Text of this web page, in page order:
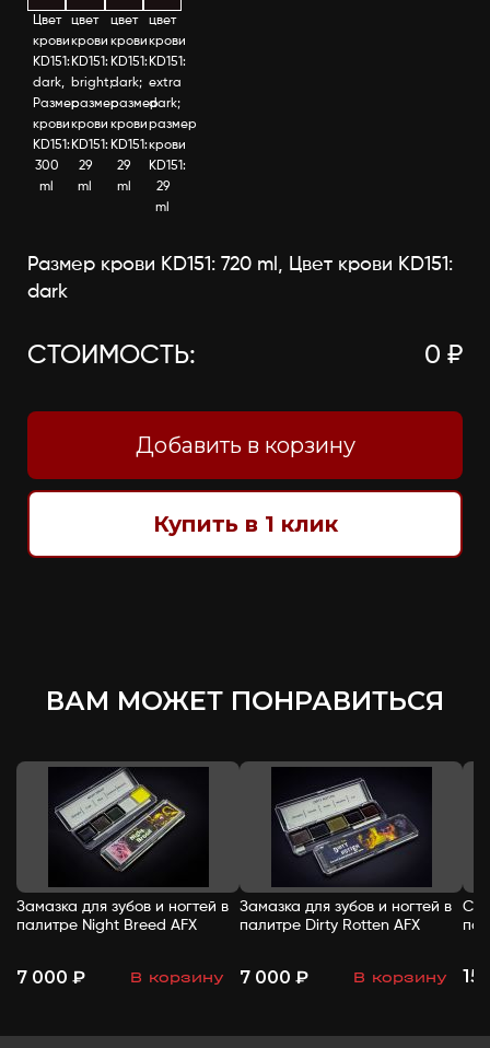
Цвет
крови
KD151:
dark,
Размер
крови
KD151:
300
ml
цвет
крови
KD151:
bright;
размер
крови
KD151:
29
ml
цвет
крови
KD151:
dark;
размер
крови
KD151:
29
ml
цвет
крови
KD151:
extra
dark;
размер
крови
KD151:
29
ml
Размер крови KD151: 720 ml, Цвет крови KD151:
dark
СТОИМОСТЬ: 0 ₽
Добавить в корзину
Купить в 1 клик
ВАМ МОЖЕТ ПОНРАВИТЬСЯ
Замазка для зубов и ногтей в
палитре Night Breed AFX
7 000 ₽ В корзину
- +
Замазка для зубов и ногтей в
палитре Dirty Rotten AFX
7 000 ₽ В корзину
- + 15